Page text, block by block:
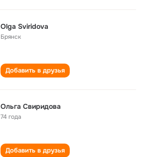
Olga Sviridova
Брянск
Добавить в друзья
Ольга Свиридова
74 года
Добавить в друзья